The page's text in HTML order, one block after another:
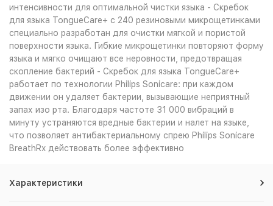
интенсивности для оптимальной чистки языка - Скребок
для языка TongueCare+ с 240 резиновыми микрощетинками
специально разработан для очистки мягкой и пористой
поверхности языка. Гибкие микрощетинки повторяют форму
языка и мягко очищают все неровности, предотвращая
скопление бактерий - Скребок для языка TongueCare+
работает по технологии Philips Sonicare: при каждом
движении он удаляет бактерии, вызывающие неприятный
запах изо рта. Благодаря частоте 31 000 вибраций в
минуту устраняются вредные бактерии и налет на языке,
что позволяет антибактериальному спрею Philips Sonicare
BreathRx действовать более эффективно
Характеристики